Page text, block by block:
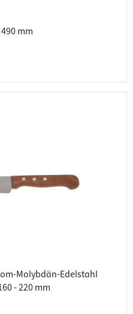
mm
Molybdän-Edelstahl
- 220 mm